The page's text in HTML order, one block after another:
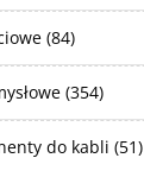
(84)
(354)
do kabli (51)